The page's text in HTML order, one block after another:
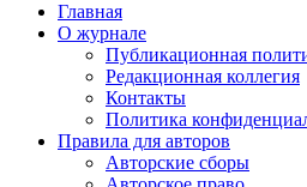
Главная
О журнале
Публикационная
Редакционная коллегия
Контакты
Политика
Правила для авторов
Авторские сборы